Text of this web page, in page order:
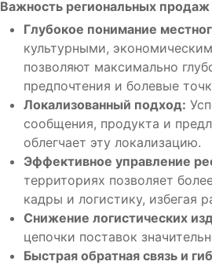
Важность региональных
Глубокое понимание
культурными,
позволяют максимально
предпочтения и болевые
Локализованный подход:
сообщения, продукта и
облегчает эту локализацию.
Эффективное управление
территориях позволяет
кадры и логистику, избегая
Снижение логистических
цепочки поставок
Быстрая обратная связь и